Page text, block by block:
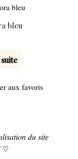
bleu
aux favoris
𝑑𝑢 𝑠𝑖𝑡𝑒
♡